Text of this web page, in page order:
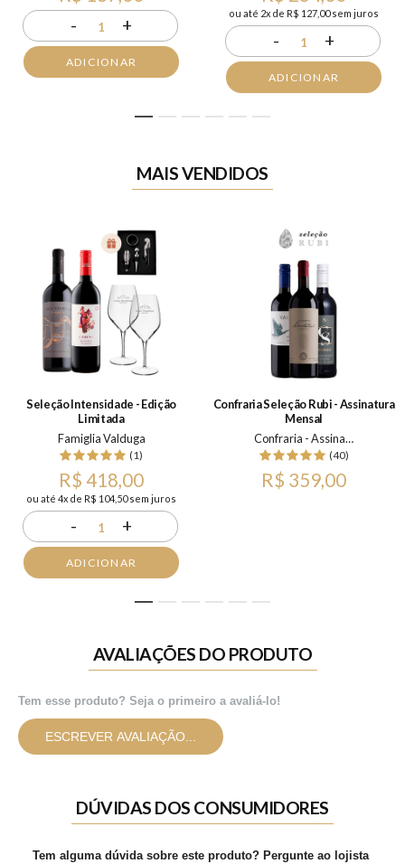
- 1 +
ADICIONAR
ou até 2x de R$ 127,00 sem juros
- 1 +
ADICIONAR
MAIS VENDIDOS
Seleção Intensidade - Edição
Limitada
Famiglia Valduga
(1)
R$ 418,00
ou até 4x de R$ 104,50 sem juros
- 1 +
ADICIONAR
Confraria Seleção Rubi - Assinatura
Mensal
Confraria - Assinatura Mensal
(40)
R$ 359,00
AVALIAÇÕES DO PRODUTO
Tem esse produto? Seja o primeiro a avaliá-lo!
ESCREVER AVALIAÇÃO...
DÚVIDAS DOS CONSUMIDORES
Tem alguma dúvida sobre este produto? Pergunte ao lojista